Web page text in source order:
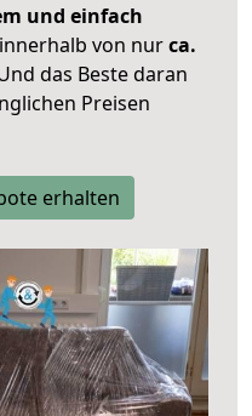
und einfach
von nurca.
das Beste daran
Preisen
erhalten